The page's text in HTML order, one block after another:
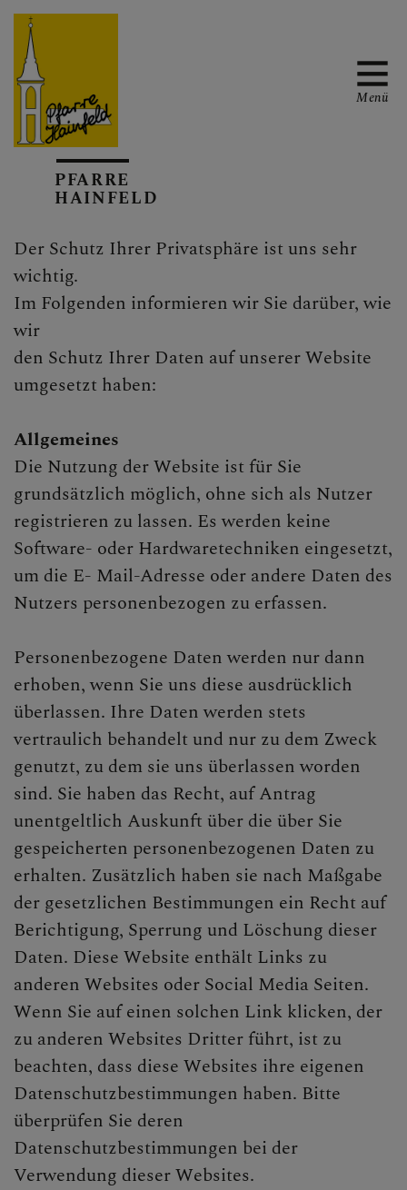
AKTUELL
TERMINKALENDER
GOTTESDIENSTE
PFARRBRIEF
PFARRKIRCHE
PFARRTEAM
FOTOGALERIE
GRUPPEN & RUNDEN
PFARRE
HAINFELD
Menü
Der Schutz Ihrer Privatsphäre ist uns sehr
wichtig.
Im Folgenden informieren wir Sie darüber, wie
wir
den Schutz Ihrer Daten auf unserer Website
umgesetzt haben:
Allgemeines
Die Nutzung der Website ist für Sie
grundsätzlich möglich, ohne sich als Nutzer
registrieren zu lassen. Es werden keine
Software- oder Hardwaretechniken eingesetzt,
um die E- Mail-Adresse oder andere Daten des
Nutzers personenbezogen zu erfassen.
Personenbezogene Daten werden nur dann
erhoben, wenn Sie uns diese ausdrücklich
überlassen. Ihre Daten werden stets
vertraulich behandelt und nur zu dem Zweck
genutzt, zu dem sie uns überlassen worden
sind. Sie haben das Recht, auf Antrag
unentgeltlich Auskunft über die über Sie
gespeicherten personenbezogenen Daten zu
erhalten. Zusätzlich haben sie nach Maßgabe
der gesetzlichen Bestimmungen ein Recht auf
Berichtigung, Sperrung und Löschung dieser
Daten. Diese Website enthält Links zu
anderen Websites oder Social Media Seiten.
Wenn Sie auf einen solchen Link klicken, der
zu anderen Websites Dritter führt, ist zu
beachten, dass diese Websites ihre eigenen
Datenschutzbestimmungen haben. Bitte
überprüfen Sie deren
Datenschutzbestimmungen bei der
Verwendung dieser Websites.